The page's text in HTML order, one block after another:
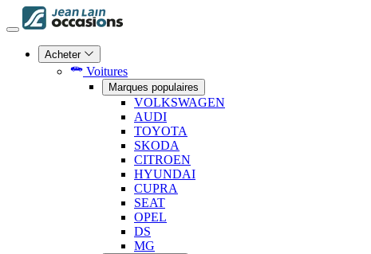
Acheter
Voitures
Marques populaires
VOLKSWAGEN
AUDI
TOYOTA
SKODA
CITROEN
HYUNDAI
CUPRA
SEAT
OPEL
DS
MG